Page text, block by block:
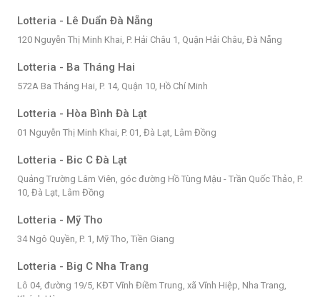
Lotteria - Lê Duẩn Đà Nẵng
120 Nguyễn Thị Minh Khai, P. Hải Châu 1, Quận Hải Châu, Đà Nẵng
Lotteria - Ba Tháng Hai
572A Ba Tháng Hai, P. 14, Quận 10, Hồ Chí Minh
Lotteria - Hòa Bình Đà Lạt
01 Nguyễn Thị Minh Khai, P. 01, Đà Lạt, Lâm Đồng
Lotteria - Bic C Đà Lạt
Quảng Trường Lâm Viên, góc đường Hồ Tùng Mậu - Trần Quốc Thảo, P.
10, Đà Lạt, Lâm Đồng
Lotteria - Mỹ Tho
34 Ngô Quyền, P. 1, Mỹ Tho, Tiền Giang
Lotteria - Big C Nha Trang
Lô 04, đường 19/5, KĐT Vĩnh Điềm Trung, xã Vĩnh Hiệp, Nha Trang,